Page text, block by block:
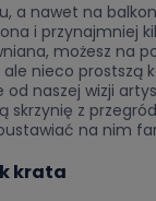
a nawet na
i przynajmniej
możesz na
ale nieco prostszą
od naszej wizji
skrzynię z
na nim
krata